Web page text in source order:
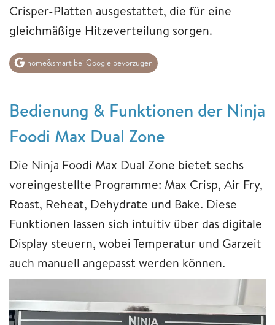
Crisper-Platten ausgestattet, die für eine
gleichmäßige Hitzeverteilung sorgen.
home&smart bei Google bevorzugen
Bedienung & Funktionen der Ninja
Foodi Max Dual Zone
Die Ninja Foodi Max Dual Zone bietet sechs
voreingestellte Programme: Max Crisp, Air Fry,
Roast, Reheat, Dehydrate und Bake. Diese
Funktionen lassen sich intuitiv über das digitale
Display steuern, wobei Temperatur und Garzeit
auch manuell angepasst werden können.